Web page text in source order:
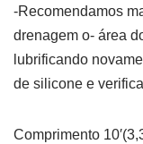
-Recomendamos
drenagem o- área
lubrificando
de silicone e
Comprimento